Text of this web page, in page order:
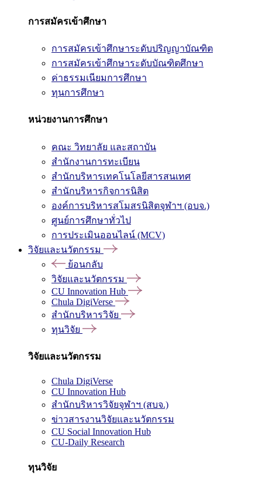
การสมัครเข้าศึกษา
การสมัครเข้าศึกษาระดับปริญญาบัณฑิต
การสมัครเข้าศึกษาระดับบัณฑิตศึกษา
ค่าธรรมเนียมการศึกษา
ทุนการศึกษา
หน่วยงานการศึกษา
คณะ วิทยาลัย และสถาบัน
สำนักงานการทะเบียน
สำนักบริหารเทคโนโลยีสารสนเทศ
สำนักบริหารกิจการนิสิต
องค์การบริหารสโมสรนิสิตจุฬาฯ (อบจ.)
ศูนย์การศึกษาทั่วไป
การประเมินออนไลน์ (MCV)
วิจัยและนวัตกรรม
ย้อนกลับ
วิจัยและนวัตกรรม
CU Innovation Hub
Chula DigiVerse
สำนักบริหารวิจัย
ทุนวิจัย
วิจัยและนวัตกรรม
Chula DigiVerse
CU Innovation Hub
สำนักบริหารวิจัยจุฬาฯ (สบจ.)
ข่าวสารงานวิจัยและนวัตกรรม
CU Social Innovation Hub
CU-Daily Research
ทุนวิจัย